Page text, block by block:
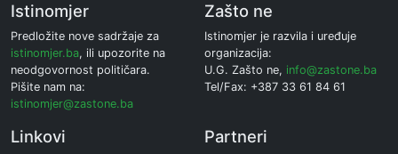
Istinomjer
Predložite nove sadržaje za
istinomjer.ba, ili upozorite na
neodgovornost političara.
Pišite nam na:
istinomjer@zastone.ba
Zašto ne
Istinomjer je razvila i uređuje
organizacija:
U.G. Zašto ne, info@zastone.ba
Tel/Fax: +387 33 61 84 61
Linkovi Partneri